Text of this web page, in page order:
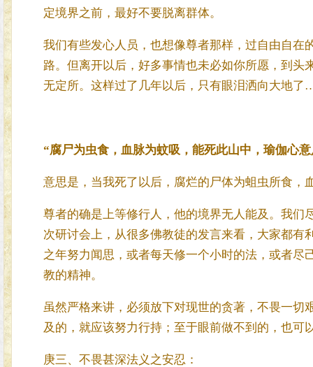
定境界之前，最好不要脱离群体。
我们有些发心人员，也想像尊者那样，过自由自在
路。但离开以后，好多事情也未必如你所愿，到
无定所。这样过了几年以后，只有眼泪洒向大地
“腐尸为虫食，血脉为蚊吸，能死此山中，瑜伽心
意思是，当我死了以后，腐烂的尸体为蛆虫所食，
尊者的确是上等修行人，他的境界无人能及。我们
次研讨会上，从很多佛教徒的发言来看，大家都
之年努力闻思，或者每天修一个小时的法，或者
教的精神。
虽然严格来讲，必须放下对现世的贪著，不畏一切
及的，就应该努力行持；至于眼前做不到的，也可
庚三、不畏甚深法义之安忍：